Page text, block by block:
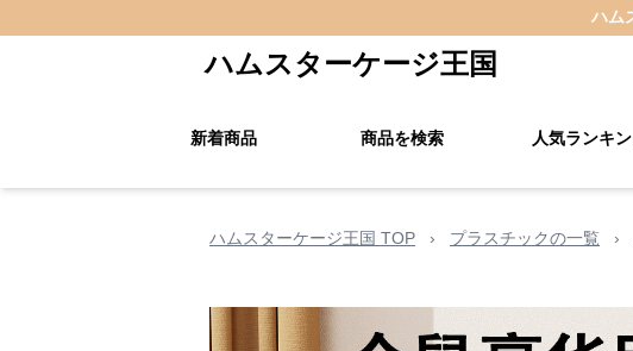
ハム
ハムスターケージ王国
新着商品 商品を検索 人気ランキ
ハムスターケージ王国 TOP › プラスチックの一覧 ›